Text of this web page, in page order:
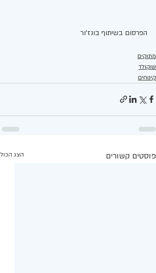
הפרסום בשיתוף בונז'ור
מתוקים
שוקולד
קינוחים
פוסטים קשורים הצג הכול